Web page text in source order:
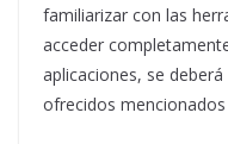
familiarizar con las
acceder
aplicaciones, se
ofrecidos